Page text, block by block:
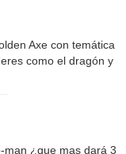
Axe con temática
como el dragón y
man ¿que mas dará 3